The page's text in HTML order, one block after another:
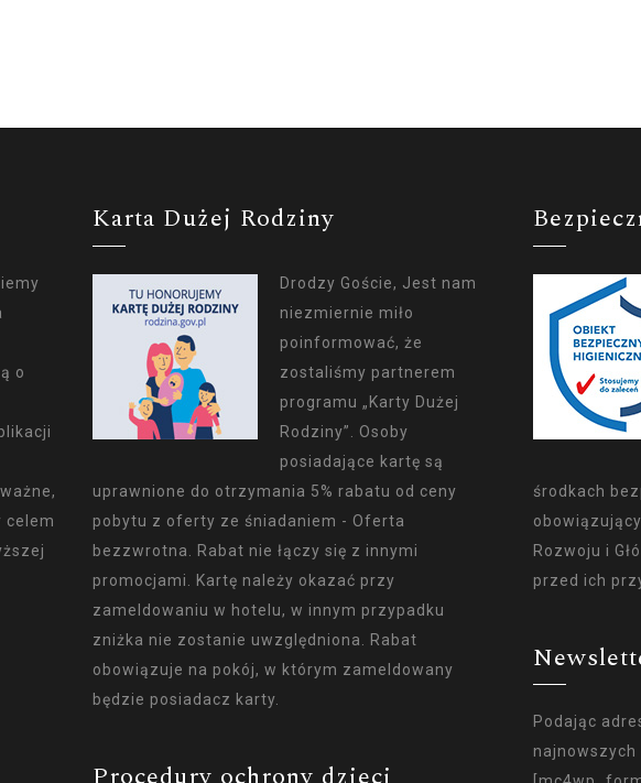
o
celem
Karta Dużej Rodziny
Drodzy Goście, Jest nam
niezmiernie miło
poinformować, że
zostaliśmy partnerem
programu „Karty Dużej
Rodziny”. Osoby
posiadające kartę są
uprawnione do otrzymania 5% rabatu od ceny
pobytu z oferty ze śniadaniem - Oferta
bezzwrotna. Rabat nie łączy się z innymi
promocjami. Kartę należy okazać przy
zameldowaniu w hotelu, w innym przypadku
zniżka nie zostanie uwzględniona. Rabat
obowiązuje na pokój, w którym zameldowany
będzie posiadacz karty.
środkach
Rozwoju i
przed ich
Podając
najnowszych